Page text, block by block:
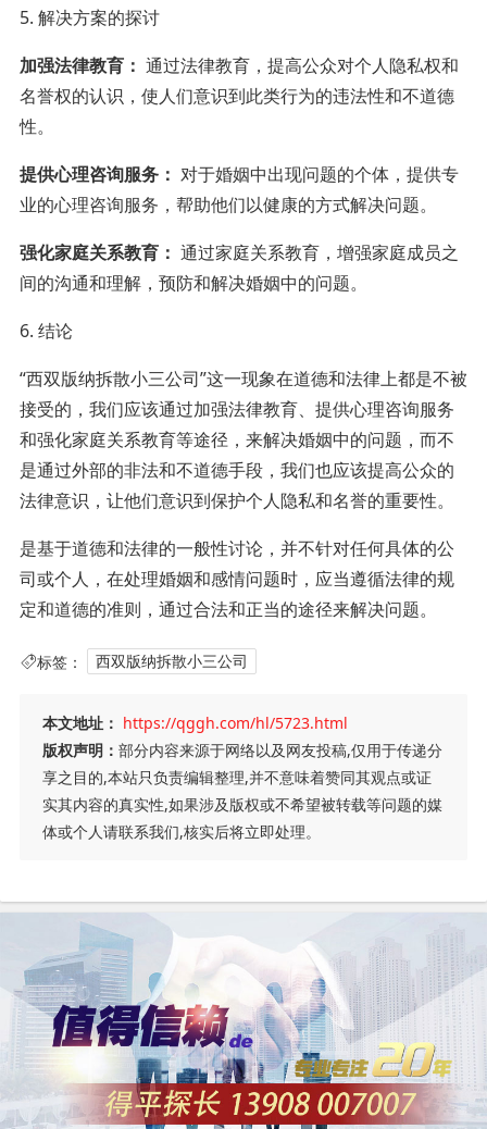
5. 解决方案的探讨
加强法律教育： 通过法律教育，提高公众对个人隐私权和
名誉权的认识，使人们意识到此类行为的违法性和不道德
性。
提供心理咨询服务： 对于婚姻中出现问题的个体，提供专
业的心理咨询服务，帮助他们以健康的方式解决问题。
强化家庭关系教育： 通过家庭关系教育，增强家庭成员之
间的沟通和理解，预防和解决婚姻中的问题。
6. 结论
“西双版纳拆散小三公司”这一现象在道德和法律上都是不被
接受的，我们应该通过加强法律教育、提供心理咨询服务
和强化家庭关系教育等途径，来解决婚姻中的问题，而不
是通过外部的非法和不道德手段，我们也应该提高公众的
法律意识，让他们意识到保护个人隐私和名誉的重要性。
是基于道德和法律的一般性讨论，并不针对任何具体的公
司或个人，在处理婚姻和感情问题时，应当遵循法律的规
定和道德的准则，通过合法和正当的途径来解决问题。
标签： 西双版纳拆散小三公司
本文地址： https://qggh.com/hl/5723.html
版权声明： 部分内容来源于网络以及网友投稿,仅用于传递分
享之目的,本站只负责编辑整理,并不意味着赞同其观点或证
实其内容的真实性,如果涉及版权或不希望被转载等问题的媒
体或个人请联系我们,核实后将立即处理。